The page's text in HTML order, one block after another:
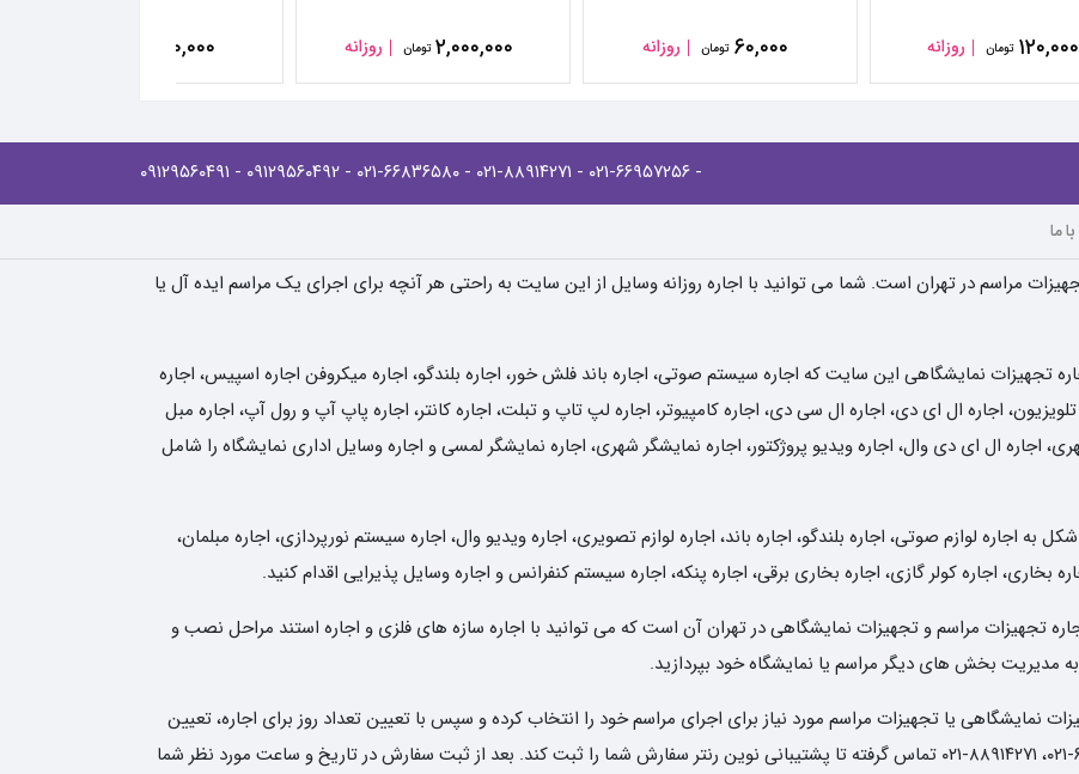
۱۲۰,۰۰۰ تومان روزانه ۶۰,۰۰۰ تومان روزانه ۲,۰۰۰,۰۰۰ تومان روزانه ۵۰,۰۰۰
- ۰۲۱-۶۶۹۵۷۲۵۶ - ۰۲۱-۸۸۹۱۴۲۷۱ - ۰۲۱-۶۶۸۳۶۵۸۰ - ۰۹۱۲۹۵۶۰۴۹۲ - ۰۹۱۲۹۵۶۰۴۹۱
ما
مراسم در تهران است. شما می توانید با اجاره روزانه وسایل از این سایت به راحتی هر آنچه برای اجرای یک مراسم ایده آل یا
تجهیزات نمایشگاهی این سایت که اجاره سیستم صوتی، اجاره باند فلش خور، اجاره بلندگو، اجاره میکروفن اجاره اسپیس، اجاره
اجاره ال ای دی، اجاره ال سی دی، اجاره کامپیوتر، اجاره لپ تاپ و تبلت، اجاره کانتر، اجاره پاپ آپ و رول آپ، اجاره مبل
اجاره ال ای دی وال، اجاره ویدیو پروژکتور، اجاره نمایشگر شهری، اجاره نمایشگر لمسی و اجاره وسایل اداری نمایشگاه را شامل
اجاره لوازم صوتی، اجاره بلندگو، اجاره باند، اجاره لوازم تصویری، اجاره ویدیو وال، اجاره سیستم نورپردازی، اجاره مبلمان،
بخاری، اجاره کولر گازی، اجاره بخاری برقی، اجاره پنکه، اجاره سیستم کنفرانس و اجاره وسایل پذیرایی اقدام کنید.
تجهیزات مراسم و تجهیزات نمایشگاهی در تهران آن است که می توانید با اجاره سازه های فلزی و اجاره استند مراحل نصب و
مدیریت بخش های دیگر مراسم یا نمایشگاه خود بپردازید.
نمایشگاهی یا تجهیزات مراسم مورد نیاز برای اجرای مراسم خود را انتخاب کرده و سپس با تعیین تعداد روز برای اجاره، تعیین
تاریخ و ساعت دریافت وسایل، با شماره های ۶۶۸۳۶۵۸۰-۰۲۱، ۸۸۹۱۴۲۷۱-۰۲۱ تماس گرفته تا پشتیبانی نوین رنتر سفارش شما را ثبت کند. بعد از ثبت سفارش در تاریخ و ساعت مورد نظر شما